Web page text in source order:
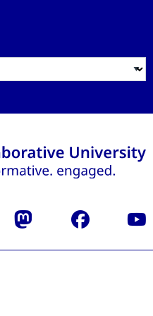
Mastodon Facebook